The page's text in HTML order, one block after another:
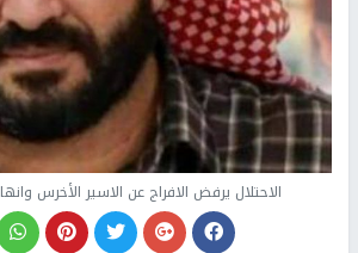
الاحتلال يرفض الافراج عن الاسير الأخرس